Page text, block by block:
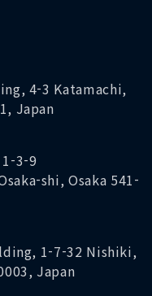
4-3 Katamachi,
Japan
3-9
shi, Osaka 541-
1-7-32 Nishiki,
Japan